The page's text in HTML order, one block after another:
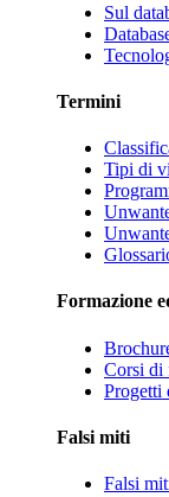
Sul
Termini
Tipi di
Formazione
Corsi di
Progetti
Falsi miti
Falsi